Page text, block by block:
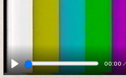
00:00